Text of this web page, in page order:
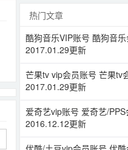
热门文章
酷狗音乐VIP账号 酷狗音
2017.01.29更新
芒果tv vip会员账号 芒果tv
2017.01.29更新
爱奇艺vip账号 爱奇艺/
2016.12.12更新